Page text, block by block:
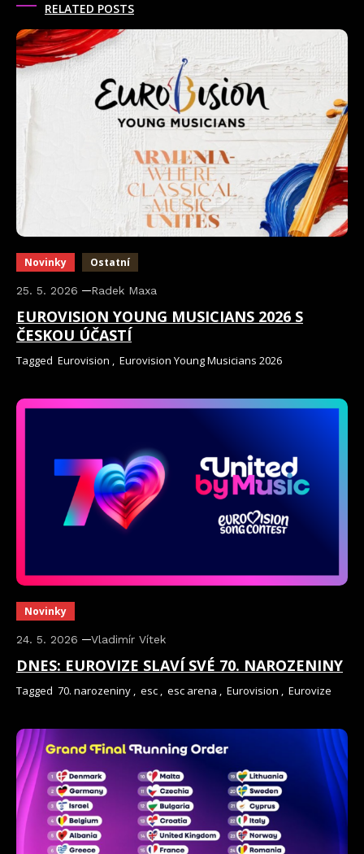
RELATED POSTS
Novinky Ostatní
25. 5. 2026 Radek Maxa
EUROVISION YOUNG MUSICIANS 2026 S
ČESKOU ÚČASTÍ
Tagged Eurovision , Eurovision Young Musicians 2026
Novinky
24. 5. 2026 Vladimír Vítek
DNES: EUROVIZE SLAVÍ SVÉ 70. NAROZENINY
Tagged 70. narozeniny , esc , esc arena , Eurovision , Eurovize